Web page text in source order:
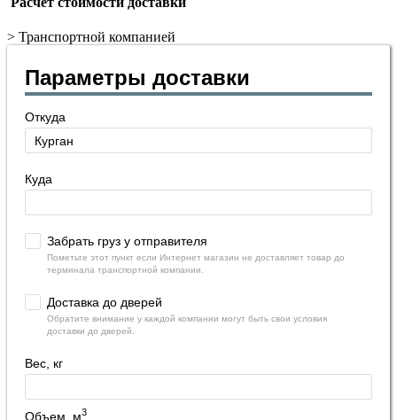
> Транспортной компанией
Параметры доставки
Откуда
Куда
Забрать груз у отправителя
Пометьте этот пункт если Интернет магазин не доставляет товар до
терминала транспортной компании.
Доставка до дверей
Обратите внимание у каждой компании могут быть свои условия
доставки до дверей.
Вес, кг
Объем, м3